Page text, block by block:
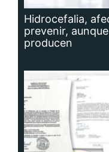
Hidrocefalia,
prevenir,
producen